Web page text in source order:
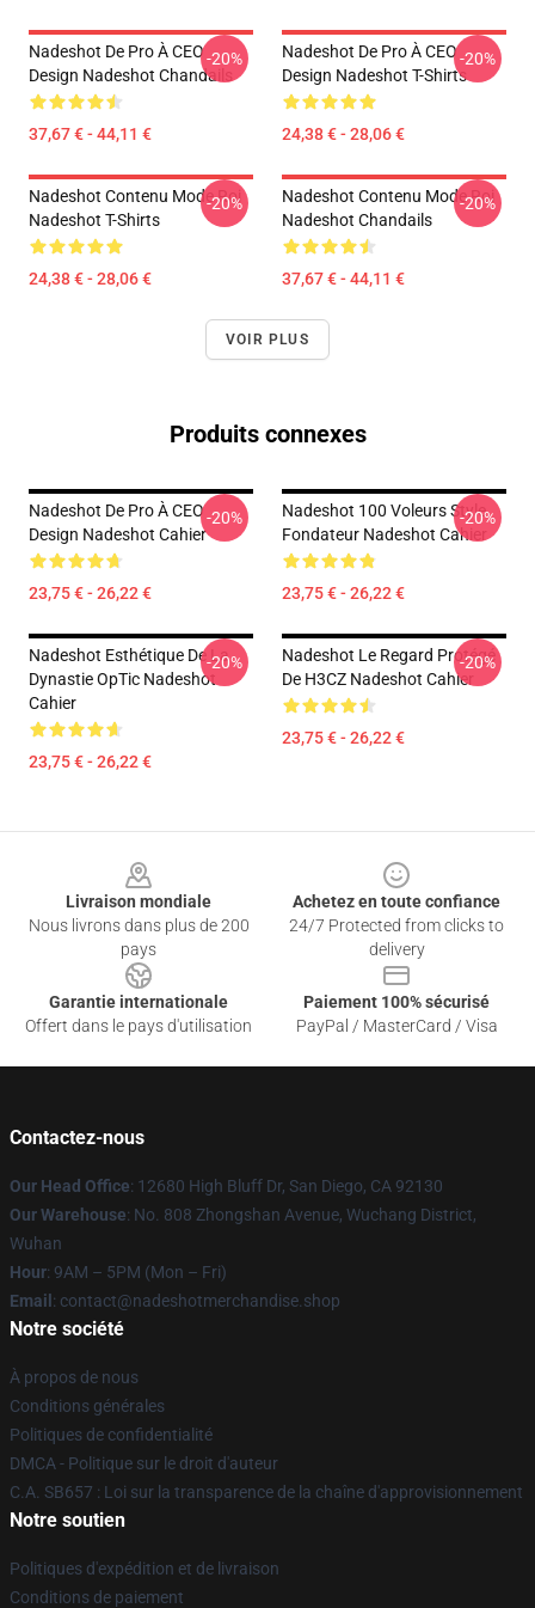
Nadeshot De Pro À CEO
Design Nadeshot Chandails
37,67 € - 44,11 €
-20%
Nadeshot De Pro À CEO
Design Nadeshot T-Shirts
24,38 € - 28,06 €
-20%
Nadeshot Contenu Mode Roi
Nadeshot T-Shirts
24,38 € - 28,06 €
-20%
Nadeshot Contenu Mode Roi
Nadeshot Chandails
37,67 € - 44,11 €
-20%
VOIR PLUS
Produits connexes
Nadeshot De Pro À CEO
Design Nadeshot Cahier
23,75 € - 26,22 €
-20%
Nadeshot 100 Voleurs Style
Fondateur Nadeshot Cahier
23,75 € - 26,22 €
-20%
Nadeshot Esthétique De La
Dynastie OpTic Nadeshot
Cahier
23,75 € - 26,22 €
-20%
Nadeshot Le Regard Protégé
De H3CZ Nadeshot Cahier
23,75 € - 26,22 €
-20%
Livraison mondiale
Nous livrons dans plus de 200
pays
Achetez en toute confiance
24/7 Protected from clicks to
delivery
Garantie internationale
Offert dans le pays d'utilisation
Paiement 100% sécurisé
PayPal / MasterCard / Visa
Contactez-nous
Our Head Office: 12680 High Bluff Dr, San Diego, CA 92130
Our Warehouse: No. 808 Zhongshan Avenue, Wuchang District,
Wuhan
Hour: 9AM – 5PM (Mon – Fri)
Email : contact@nadeshotmerchandise.shop
Notre société
À propos de nous
Conditions générales
Politiques de confidentialité
DMCA - Politique sur le droit d'auteur
C.A. SB657 : Loi sur la transparence de la chaîne d'approvisionnement
Notre soutien
Politiques d'expédition et de livraison
Conditions de paiement